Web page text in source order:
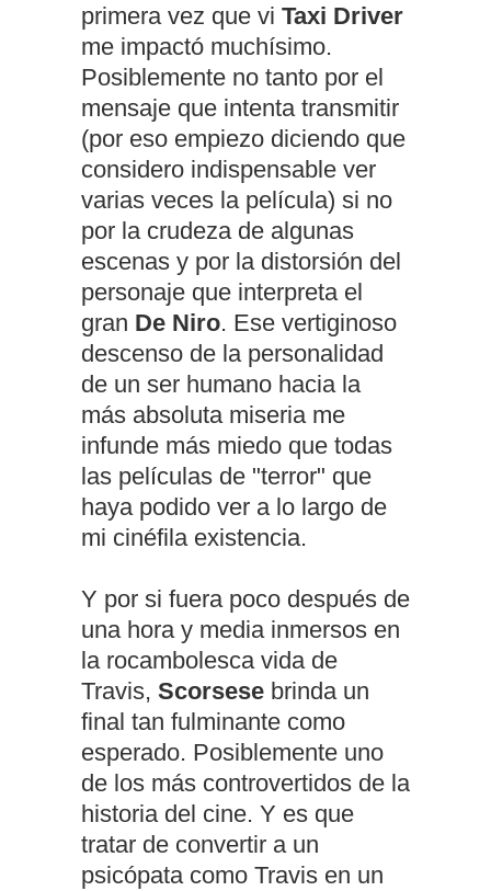
primera vez que vi Taxi Driver
me impactó muchísimo.
Posiblemente no tanto por el
mensaje que intenta transmitir
(por eso empiezo diciendo que
considero indispensable ver
varias veces la película) si no
por la crudeza de algunas
escenas y por la distorsión del
personaje que interpreta el
gran De Niro. Ese vertiginoso
descenso de la personalidad
de un ser humano hacia la
más absoluta miseria me
infunde más miedo que todas
las películas de "terror" que
haya podido ver a lo largo de
mi cinéfila existencia.
Y por si fuera poco después de
una hora y media inmersos en
la rocambolesca vida de
Travis, Scorsese brinda un
final tan fulminante como
esperado. Posiblemente uno
de los más controvertidos de la
historia del cine. Y es que
tratar de convertir a un
psicópata como Travis en un